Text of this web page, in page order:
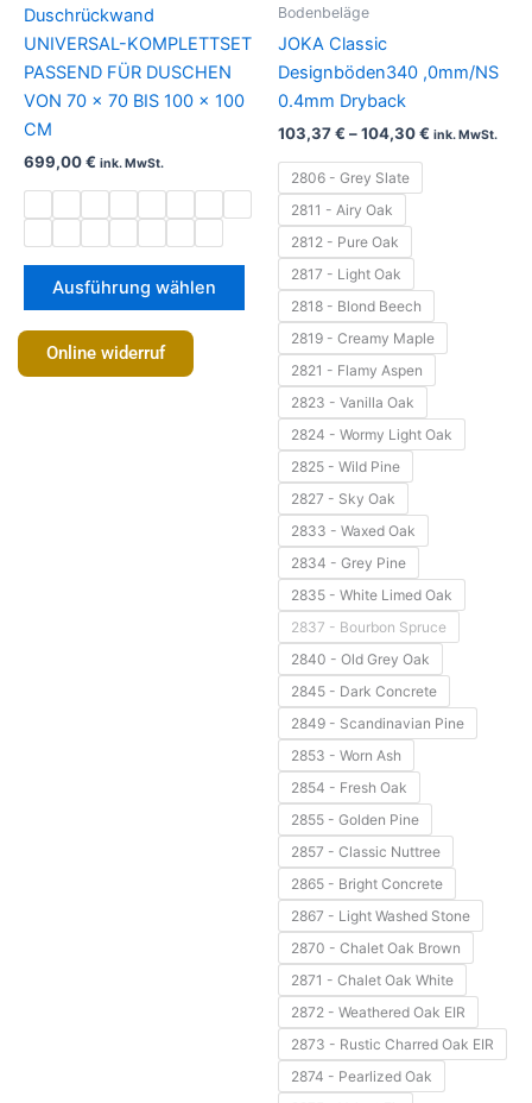
Duschrückwand
UNIVERSAL-KOMPLETTSET
PASSEND FÜR DUSCHEN
VON 70 × 70 BIS 100 × 100
CM
699,00€ ink. MwSt.
Ausführung wählen
Optionen
können
Produktseite
gewählt
werden
Bodenbeläge
JOKA Classic
Designböden340 ,0mm/NS
0.4mm Dryback
103,37€ –104,30€ ink. MwSt.
2806 - Grey Slate
2811 - Airy Oak
2812 - Pure Oak
2817 - Light Oak
2818 - Blond Beech
2819 - Creamy Maple
2821 - Flamy Aspen
2823 - Vanilla Oak
2824 - Wormy Light Oak
2825 - Wild Pine
2827 - Sky Oak
2833 - Waxed Oak
2834 - Grey Pine
2835 - White Limed Oak
2837 - Bourbon Spruce
2840 - Old Grey Oak
2845 - Dark Concrete
2849 - Scandinavian Pine
2853 - Worn Ash
2854 - Fresh Oak
2855 - Golden Pine
2857 - Classic Nuttree
2865 - Bright Concrete
2867 - Light Washed Stone
2870 - Chalet Oak Brown
2871 - Chalet Oak White
2872 - Weathered Oak EIR
2873 - Rustic Charred Oak EIR
2874 - Pearlized Oak
Online widerruf